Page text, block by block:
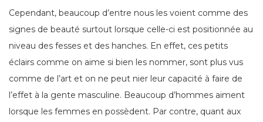
Cependant, beaucoup d’entre nous les voient comme des
signes de beauté surtout lorsque celle-ci est positionnée au
niveau des fesses et des hanches. En effet, ces petits
éclairs comme on aime si bien les nommer, sont plus vus
comme de l’art et on ne peut nier leur capacité à faire de
l’effet à la gente masculine. Beaucoup d’hommes aiment
lorsque les femmes en possèdent. Par contre, quant aux